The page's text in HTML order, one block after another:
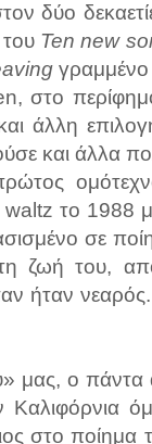
δύο
Ten new
γραμμένο
στο
άλλη
και άλλα
το 1988
σε
ζωή του,
ήταν
μας, ο
στο ποίημα